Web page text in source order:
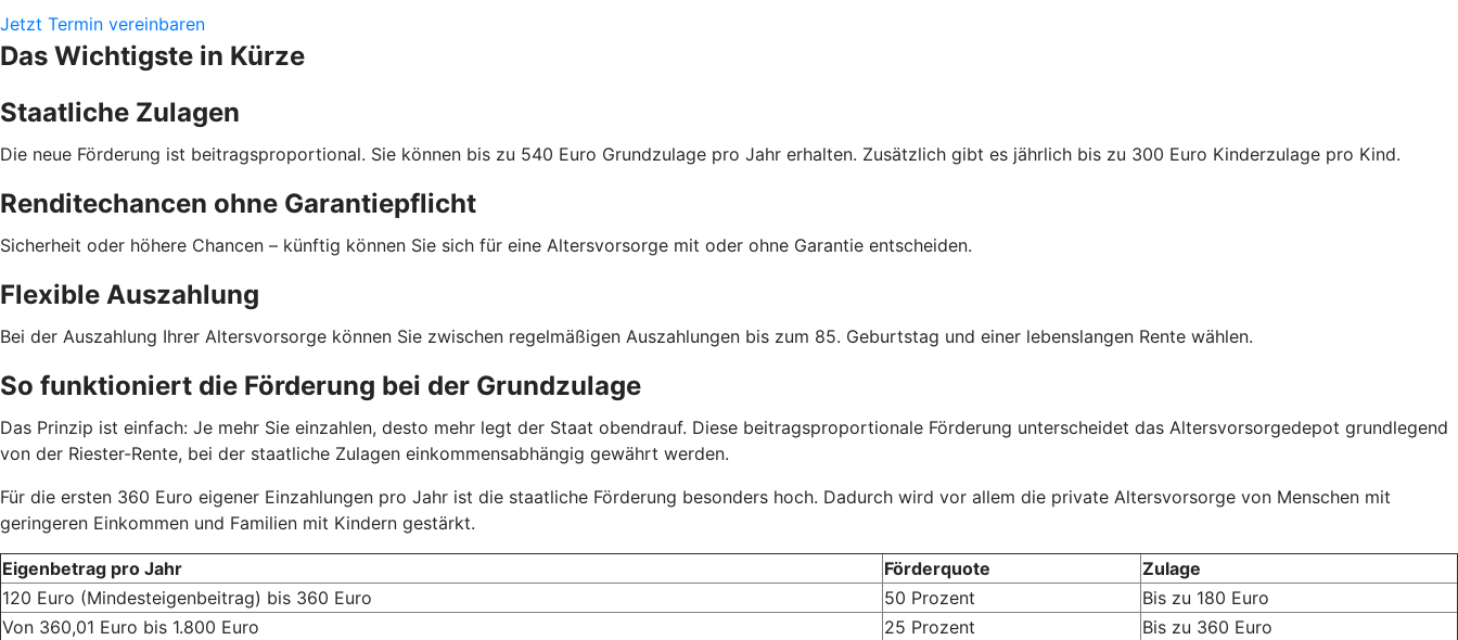
Jetzt Termin vereinbaren
Das Wichtigste in Kürze
Staatliche Zulagen
Die neue Förderung ist beitragsproportional. Sie können bis zu 540 Euro Grundzulage pro Jahr erhalten. Zusätzlich gibt es jährlich bis zu 300 Euro Kinderzulage pro Kind.
Renditechancen ohne Garantiepflicht
Sicherheit oder höhere Chancen – künftig können Sie sich für eine Altersvorsorge mit oder ohne Garantie entscheiden.
Flexible Auszahlung
Bei der Auszahlung Ihrer Altersvorsorge können Sie zwischen regelmäßigen Auszahlungen bis zum 85. Geburtstag und einer lebenslangen Rente wählen.
So funktioniert die Förderung bei der Grundzulage
Das Prinzip ist einfach: Je mehr Sie einzahlen, desto mehr legt der Staat obendrauf. Diese beitragsproportionale Förderung unterscheidet das Altersvorsorgedepot grundlegend
von der Riester-Rente, bei der staatliche Zulagen einkommensabhängig gewährt werden.
Für die ersten 360 Euro eigener Einzahlungen pro Jahr ist die staatliche Förderung besonders hoch. Dadurch wird vor allem die private Altersvorsorge von Menschen mit
geringeren Einkommen und Familien mit Kindern gestärkt.
Eigenbetrag pro Jahr Förderquote
Zulage
120 Euro (Mindesteigenbeitrag) bis 360 Euro
50 Prozent
Bis zu 180 Euro
Von 360,01 Euro bis 1.800 Euro
25 Prozent
Bis zu 360 Euro